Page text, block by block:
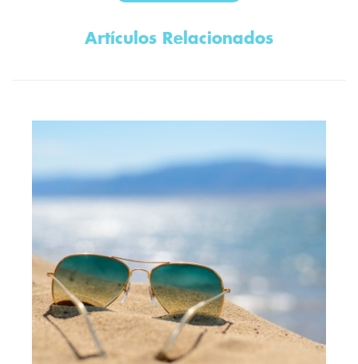
Artículos Relacionados